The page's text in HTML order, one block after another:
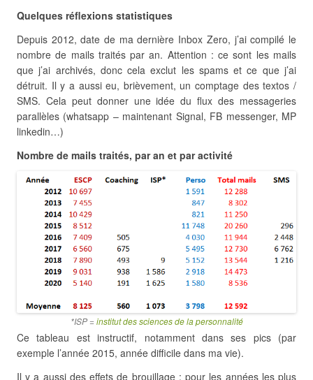
Quelques réflexions statistiques
Depuis 2012, date de ma dernière Inbox Zero, j’ai compilé le
nombre de mails traités par an. Attention : ce sont les mails
que j’ai archivés, donc cela exclut les spams et ce que j’ai
détruit. Il y a aussi eu, brièvement, un comptage des textos /
SMS. Cela peut donner une idée du flux des messageries
parallèles (whatsapp – maintenant Signal, FB messenger, MP
linkedin…)
Nombre de mails traités, par an et par activité
*ISP = institut des sciences de la personnalité
Ce tableau est instructif, notamment dans ses pics (par
exemple l’année 2015, année difficile dans ma vie).
Il y a aussi des effets de brouillage : pour les années les plus